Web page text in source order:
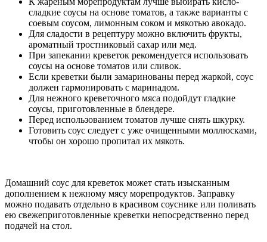
сладкие соусы на основе томатов, а также варианты с
соевым соусом, лимонным соком и мякотью авокадо.
Для сладости в рецептуру можно включить фрукты,
ароматный тростниковый сахар или мед.
При запекании креветок рекомендуется использовать
соусы на основе томатов или сливок.
Если креветки были замаринованы перед жаркой, соус
должен гармонировать с маринадом.
Для нежного креветочного мяса подойдут гладкие
соусы, приготовленные в блендере.
Перед использованием томатов лучше снять шкурку.
Готовить соус следует с уже очищенными моллюсками,
чтобы он хорошо пропитал их мякоть.
Домашний соус для креветок может стать изысканным
дополнением к нежному мясу морепродуктов. Заправку
можно подавать отдельно в красивом соуснике или поливать
ею свежеприготовленные креветки непосредственно перед
подачей на стол.